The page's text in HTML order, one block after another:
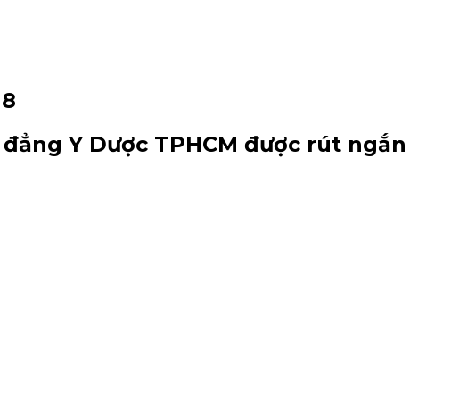
Y Dược TPHCM được rút ngắn